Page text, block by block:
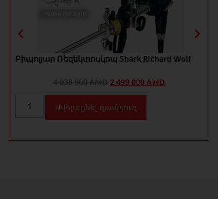
Բիպոլյար Ռեզեկտոսկոպ Shark Richard Wolf
4 038 900AMD 2 499 000AMD
Ավելացնել զամբյուղ